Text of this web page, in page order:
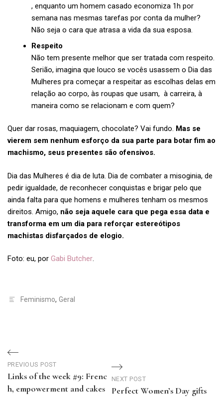
, enquanto um homem casado economiza 1h por
semana nas mesmas tarefas por conta da mulher?
Não seja o cara que atrasa a vida da sua esposa.
Respeito
Não tem presente melhor que ser tratada com respeito.
Serião, imagina que louco se vocês usassem o Dia das
Mulheres pra começar a respeitar as escolhas delas em
relação ao corpo, às roupas que usam, à carreira, à
maneira como se relacionam e com quem?
Quer dar rosas, maquiagem, chocolate? Vai fundo. Mas se
vierem sem nenhum esforço da sua parte para botar fim ao
machismo, seus presentes são ofensivos.
Dia das Mulheres é dia de luta. Dia de combater a misoginia, de
pedir igualdade, de reconhecer conquistas e brigar pelo que
ainda falta para que homens e mulheres tenham os mesmos
direitos. Amigo, não seja aquele cara que pega essa data e
transforma em um dia para reforçar estereótipos
machistas disfarçados de elogio.
Foto: eu, por Gabi Butcher.
Feminismo, Geral
Navegação
de
Post
PREVIOUS POST
Links of the week #9: Frenc
h, empowerment and cakes
NEXT POST
Perfect Women’s Day gifts